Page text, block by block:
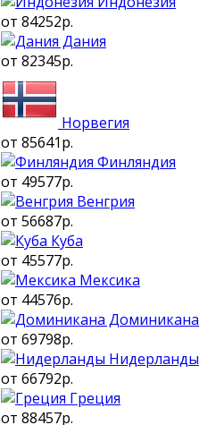
от 84252р.
Дания
от 82345р.
Норвегия
от 85641р.
Финляндия
от 49577р.
Венгрия
от 56687р.
Куба
от 45577р.
Мексика
от 44576р.
Доминикана
от 69798р.
Нидерланды
от 66792р.
Греция
от 88457р.